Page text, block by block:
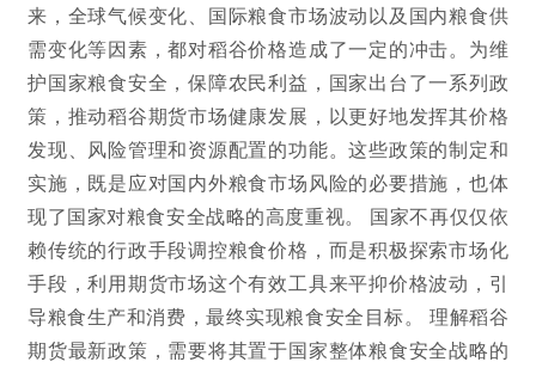
来，全球气候变化、国际粮食市场波动以及国内粮食供
需变化等因素，都对稻谷价格造成了一定的冲击。为维
护国家粮食安全，保障农民利益，国家出台了一系列政
策，推动稻谷期货市场健康发展，以更好地发挥其价格
发现、风险管理和资源配置的功能。这些政策的制定和
实施，既是应对国内外粮食市场风险的必要措施，也体
现了国家对粮食安全战略的高度重视。 国家不再仅仅依
赖传统的行政手段调控粮食价格，而是积极探索市场化
手段，利用期货市场这个有效工具来平抑价格波动，引
导粮食生产和消费，最终实现粮食安全目标。 理解稻谷
期货最新政策，需要将其置于国家整体粮食安全战略的